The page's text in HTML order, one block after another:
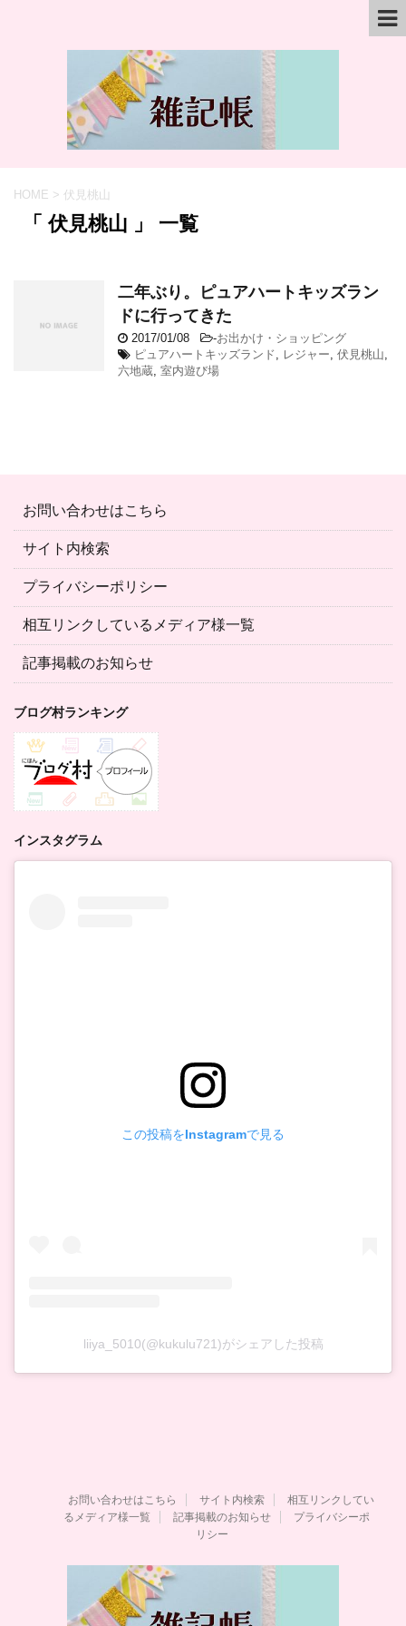
HOME > 伏見桃山
「 伏見桃山 」 一覧
二年ぶり。ピュアハートキッズラン
ドに行ってきた
2017/01/08 -お出かけ・ショッピング
ピュアハートキッズランド, レジャー, 伏見桃山,
六地蔵, 室内遊び場
お問い合わせはこちら
サイト内検索
プライバシーポリシー
相互リンクしているメディア様一覧
記事掲載のお知らせ
ブログ村ランキング
インスタグラム
この投稿をInstagramで見る
liiya_5010(@kukulu721)がシェアした投稿
お問い合わせはこちら サイト内検索
相互リンクしてい
るメディア様一覧
記事掲載のお知らせ
プライバシーポ
リシー